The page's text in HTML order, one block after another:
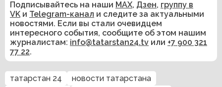
Подписывайтесь на наши MAX, Дзен, группу в
VK и Telegram-канал и следите за актуальными
новостями. Если вы стали очевидцем
интересного события, сообщите об этом нашим
журналистам: info@tatarstan24.tv или +7 900 321
77 22.
татарстан 24
новости татарстана